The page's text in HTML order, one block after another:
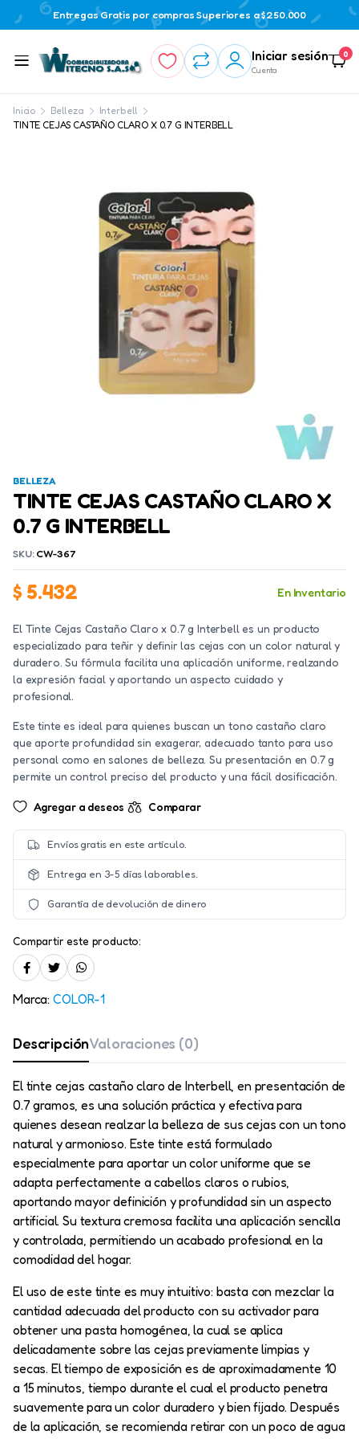
Entregas Gratis por compras Superiores a $250.000
Iniciar sesión
Cuenta
0
Inicio Belleza
Interbell
TINTE CEJAS CASTAÑO CLARO X 0.7 G INTERBELL
BELLEZA
TINTE CEJAS CASTAÑO CLARO X
0.7 G INTERBELL
SKU: CW-367
$5.432 En Inventario
El Tinte Cejas Castaño Claro x 0.7 g Interbell es un producto
especializado para teñir y definir las cejas con un color natural y
duradero. Su fórmula facilita una aplicación uniforme, realzando
la expresión facial y aportando un aspecto cuidado y
profesional.
Este tinte es ideal para quienes buscan un tono castaño claro
que aporte profundidad sin exagerar, adecuado tanto para uso
personal como en salones de belleza. Su presentación en 0.7 g
permite un control preciso del producto y una fácil dosificación.
Agregar a deseos Comparar
Envíos gratis en este artículo.
Entrega en 3-5 días laborables.
Garantía de devolución de dinero
Compartir este producto:
Marca: COLOR-1
DescripciónValoraciones (0)
El tinte cejas castaño claro de Interbell, en presentación de
0.7 gramos, es una solución práctica y efectiva para
quienes desean realzar la belleza de sus cejas con un tono
natural y armonioso. Este tinte está formulado
especialmente para aportar un color uniforme que se
adapta perfectamente a cabellos claros o rubios,
aportando mayor definición y profundidad sin un aspecto
artificial. Su textura cremosa facilita una aplicación sencilla
y controlada, permitiendo un acabado profesional en la
comodidad del hogar.
El uso de este tinte es muy intuitivo: basta con mezclar la
cantidad adecuada del producto con su activador para
obtener una pasta homogénea, la cual se aplica
delicadamente sobre las cejas previamente limpias y
secas. El tiempo de exposición es de aproximadamente 10
a 15 minutos, tiempo durante el cual el producto penetra
suavemente para un color duradero y bien fijado. Después
de la aplicación, se recomienda retirar con un poco de agua